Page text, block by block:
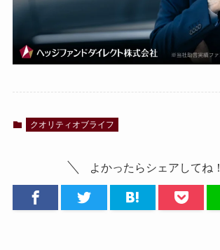
クオリティオブライフ
よかったらシェアしてね！